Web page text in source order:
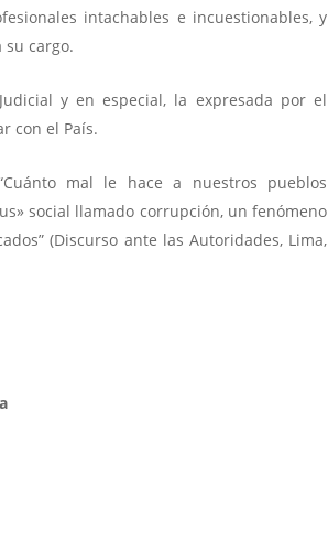
intachables e incuestionables, y
cargo.
y en especial, la expresada por el
con el País.
mal le hace a nuestros pueblos
social llamado corrupción, un fenómeno
(Discurso ante las Autoridades, Lima,